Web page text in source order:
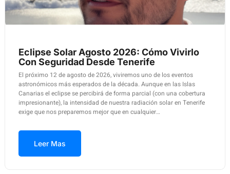
Eclipse Solar Agosto 2026: Cómo Vivirlo
Con Seguridad Desde Tenerife
El próximo 12 de agosto de 2026, viviremos uno de los eventos
astronómicos más esperados de la década. Aunque en las Islas
Canarias el eclipse se percibirá de forma parcial (con una cobertura
impresionante), la intensidad de nuestra radiación solar en Tenerife
exige que nos preparemos mejor que en cualquier…
Leer Mas